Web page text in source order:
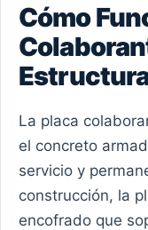
Cómo
La placa
el concreto
servicio y
construcción, la
encofrado que